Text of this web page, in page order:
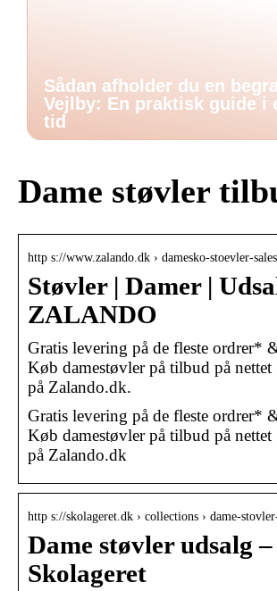
Sådan afholder du en
Vejlby: En praktisk guide i
tid
Dame støvler
http s://www.zalando.dk › damesko-stoevler-sales
Støvler | Damer |
ZALANDO
Gratis levering på de fleste ordrer*
Køb damestøvler på tilbud på
på Zalando.dk.
Gratis levering på de fleste ordrer*
Køb damestøvler på tilbud på
på Zalando.dk
http s://skolageret.dk › collections › dame-
Dame støvler udsalg –
Skolageret